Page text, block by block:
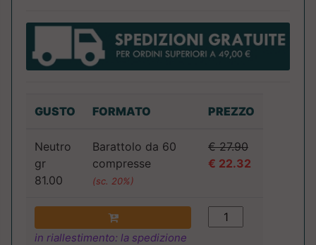
GUSTO FORMATO PREZZO
Neutro
gr
81.00
Barattolo da 60
compresse
(sc. 20%)
€ 27.90
€ 22.32
in riallestimento: la spedizione